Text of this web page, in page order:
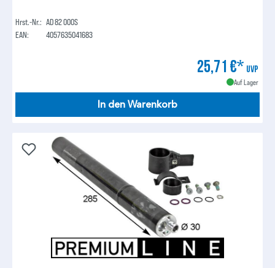
Hrst.-Nr.: AD 82 000S
EAN:
4057635041683
25,71 €* UVP
Auf Lager
In den Warenkorb